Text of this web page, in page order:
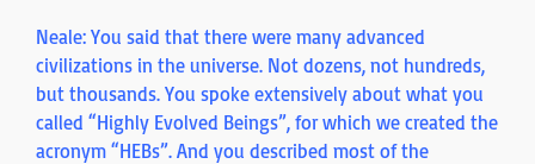
Neale: You said that there were many advanced
civilizations in the universe. Not dozens, not hundreds,
but thousands. You spoke extensively about what you
called “Highly Evolved Beings”, for which we created the
acronym “HEBs”. And you described most of the